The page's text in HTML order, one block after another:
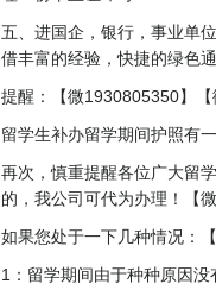
五、进国企，银行，事业单
借丰富的经验，快捷的绿色
提醒：【微1930805350】【
留学生补办留学期间护照有
再次，慎重提醒各位广大留
的，我公司可代为办理！【
如果您处于一下几种情况：
1：留学期间由于种种原因没